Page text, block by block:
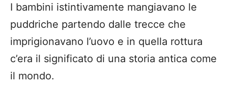
I bambini istintivamente mangiavano le
puddriche partendo dalle trecce che
imprigionavano l’uovo e in quella rottura
c’era il significato di una storia antica come
il mondo.